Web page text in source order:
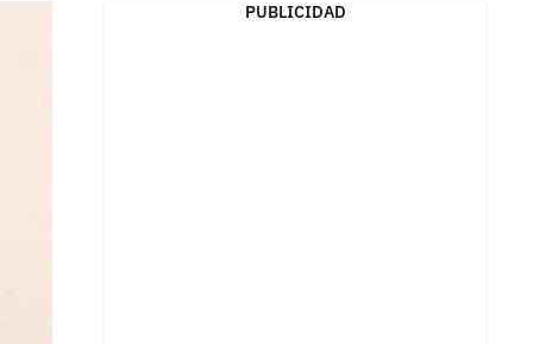
PUBLICIDAD